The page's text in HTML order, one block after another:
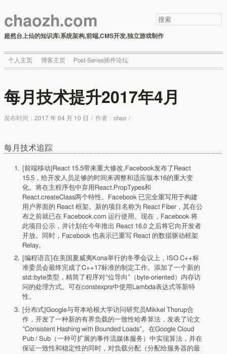
chaozh.com
超然台上仙的知识库:系统架构,前端,CMS开发,独立游戏制作
个人主页 博客主页 Post-Series插件论坛
每月技术提升2017年4月
发布时间：2017 年 04 月 10 日 / 作者：chao /
每月技术追踪
[前端移动]React 15.5带来重大修改,Facebook发布了React
15.5，给开发人员足够的时间来调整和适应版本16的重大变
化。将在主程序包中弃用React.PropTypes和
React.createClass两个特性。Facebook 已完全重写用于构建
用户界面的 React 框架。新的项目名称为 React Fiber，其在公
布之前就已在 Facebook.com 运行使用。现在，Facebook 将
此项目公示，并计划在今年推出 React 16.0 之后将它向开发者
开放。同时，Facebook 也表示已重写 React 的数据驱动框架
Relay。
[编程语言]在美国夏威夷Kona举行的冬季会议上，ISO C++标
准委员会最终完成了C++17标准的制定工作。添加了一个新的
std::byte类型，精简了程序对“位导向”（byte-oriented）内存访
问的处理方式。可在constexprs中使用Lambda表达式等新特
性。
[分布式]Google与哥本哈根大学访问研究员Mikkel Thorup合
作，开发了一种新的有界负载的一致性哈希算法，发表了论文
“Consistent Hashing with Bounded Loads”。在Google Cloud
Pub / Sub（一种可扩展的事件流媒体服务）中实现算法，并在
保证一致性和稳定性的同时，对负载分配（分配给服务器的最